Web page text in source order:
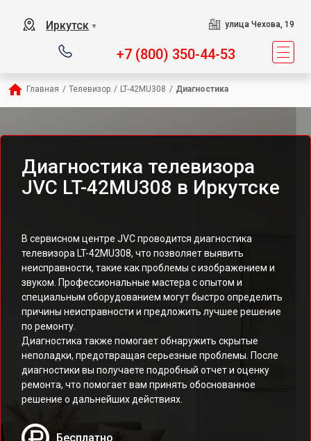
Иркутск ▼ улица Чехова, 19
+7 (800) 350-44-53
Главная / Телевизор / LT-42MU308 / Диагностика
Диагностика телевизора
JVC LT-42MU308 в Иркутске
В сервисном центре JVC проводится диагностика
телевизора LT-42MU308, что позволяет выявить
неисправности, такие как проблемы с изображением и
звуком. Профессиональные мастера с опытом и
специальным оборудованием могут быстро определить
причины неисправности и предложить лучшее решение
по ремонту.
Диагностика также помогает обнаружить скрытые
неполадки, предотвращая серьезные проблемы. После
диагностики вы получаете подробный отчет и оценку
ремонта, что помогает вам принять обоснованное
решение о дальнейших действиях.
Бесплатно